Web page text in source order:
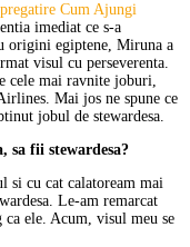
Cum Ajungi
imediat ce s-a
origini egiptene, Miruna a
visul cu perseverenta.
cele mai ravnite joburi,
Mai jos ne spune ce
jobul de stewardesa.
sa fii stewardesa?
si cu cat calatoream mai
Le-am remarcat
ele. Acum, visul meu se